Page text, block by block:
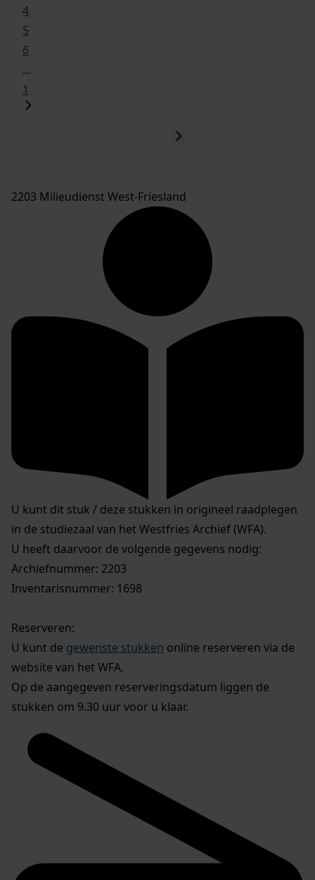
4
5
6
...
1
2203 Milieudienst West-Friesland
U kunt dit stuk / deze stukken in origineel raadplegen
in de studiezaal van het Westfries Archief (WFA).
U heeft daarvoor de volgende gegevens nodig:
Archiefnummer: 2203
Inventarisnummer: 1698
Reserveren:
U kunt de gewenste stukken online reserveren via de
website van het WFA.
Op de aangegeven reserveringsdatum liggen de
stukken om 9.30 uur voor u klaar.